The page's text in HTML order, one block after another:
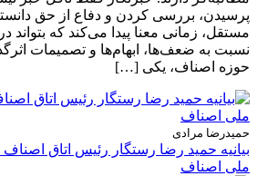
پرسیدن، بررسی کردن و دفاع از حق
مستقل، زمانی معنا پیدا می‌کند که بتواند
نسبت به ضعف‌ها، ابهام‌ها و تصمیمات
حوزه اصناف، یکی […]
حمیدرضا مرادی
بیانیه حمید رضا رستگار رئیس اتاق
ملی اصناف